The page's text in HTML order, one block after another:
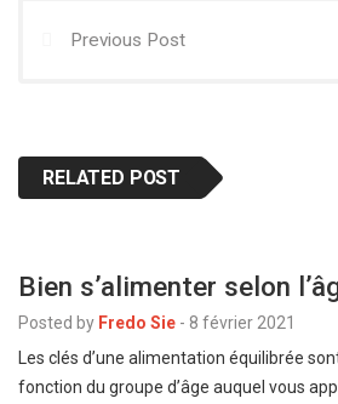
Previous Post
RELATED POST
Bien s’alimenter selon
Posted by Fredo Sie - 8 février 2021
Les clés d’une alimentation équilibrée
fonction du groupe d’âge auquel vous